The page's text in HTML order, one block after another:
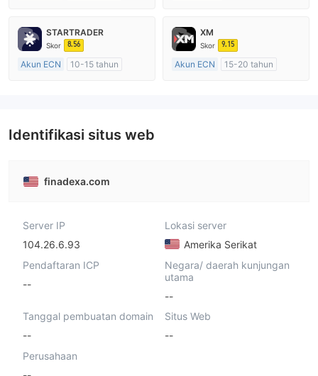
Market Maker (MM)
Lisensi Penuh MT4
Market Maker (MM)
Lisensi Penuh MT4
STARTRADER
Skor 8.56
Akun ECN
10-15 tahun
XM
Skor 9.15
Akun ECN
15-20 tahun
Identifikasi situs web
finadexa.com
Server IP
104.26.6.93
Lokasi server
Amerika Serikat
Pendaftaran ICP
--
Negara/ daerah kunjungan
utama
--
Tanggal pembuatan domain
--
Situs Web
--
Perusahaan